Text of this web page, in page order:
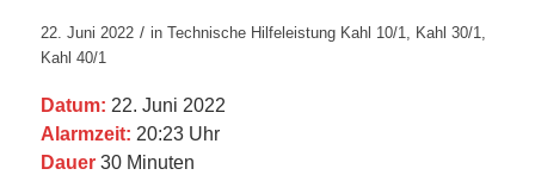
22. Juni 2022 / in Technische Hilfeleistung Kahl 10/1, Kahl 30/1,
Kahl 40/1
Datum: 22. Juni 2022
Alarmzeit: 20:23 Uhr
Dauer30 Minuten